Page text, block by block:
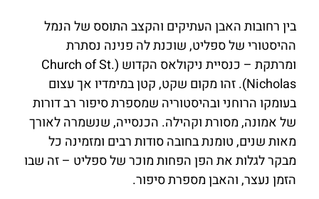
בין רחובות האבן העתיקים והקצב התוסס של הנמל
ההיסטורי של ספליט, שוכנת לה פנינה נסתרת
ומרתקת – כנסיית ניקולאס הקדוש (Church of St.
Nicholas). זהו מקום שקט, קטן במימדיו אך עצום
בעומקו הרוחני ובהיסטוריה שמספרת סיפור רב דורות
של אמונה, מסורת וקהילה. הכנסייה, שנשמרה לאורך
מאות שנים, טומנת בחובה סודות רבים ומזמינה כל
מבקר לגלות את הפן הפחות מוכר של ספליט – זה שבו
הזמן נעצר, והאבן מספרת סיפור.